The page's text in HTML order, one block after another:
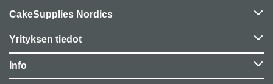
CakeSupplies Nordics
Yrityksen tiedot
Info